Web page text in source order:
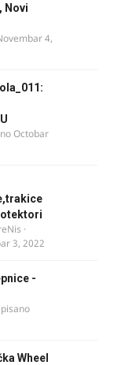
Novi
4,
Octobar
·
3, 2022
-
Wheel